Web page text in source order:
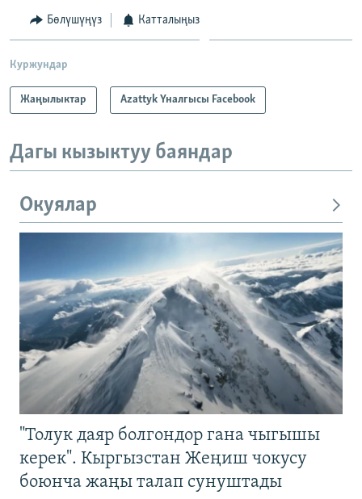
Бөлүшүңүз Катталыңыз
Куржундар
Жаңылыктар Azattyk Үналгысы Facebook
Дагы кызыктуу баяндар
Окуялар
"Толук даяр болгондор гана чыгышы
керек". Кыргызстан Жеңиш чокусу
боюнча жаңы талап сунуштады